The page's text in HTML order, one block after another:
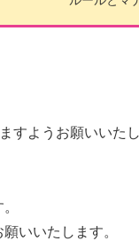
すようお願いいたし
いいたします。